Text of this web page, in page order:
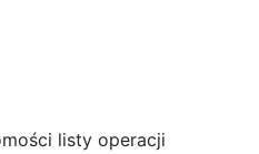
listy operacji